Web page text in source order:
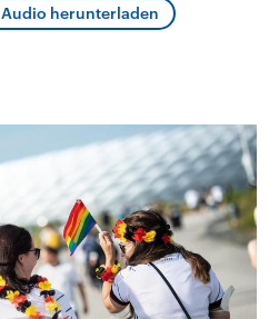
Audio herunterladen